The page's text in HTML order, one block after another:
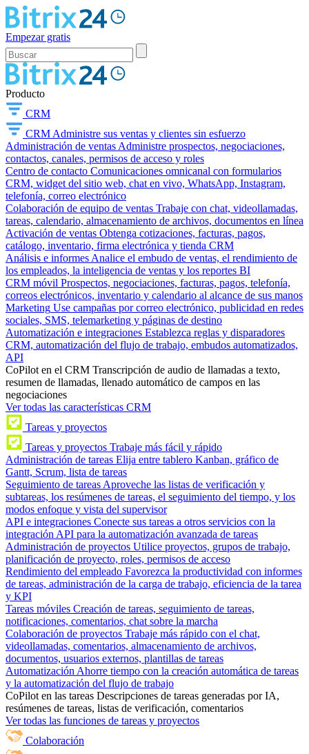
Empezar gratis
Producto
CRM
CRM Administre sus ventas y clientes sin esfuerzo
Administración de ventas Administre prospectos, negociaciones,
contactos, canales, permisos de acceso y roles
Centro de contacto Comunicaciones omnicanal con formularios
CRM, widget del sitio web, chat en vivo, WhatsApp, Instagram,
telefonía, correo electrónico
Colaboración de equipo de ventas Trabaje con chat, videollamadas,
tareas, calendario, almacenamiento de archivos, documentos en línea
Activación de ventas Obtenga cotizaciones, facturas, pagos,
catálogo, inventario, firma electrónica y tienda CRM
Análisis e informes Analice el embudo de ventas, el rendimiento de
los empleados, la inteligencia de ventas y los reportes BI
CRM móvil Prospectos, negociaciones, facturas, pagos, telefonía,
correos electrónicos, inventario y calendario al alcance de sus manos
Marketing Use campañas por correo electrónico, publicidad en redes
sociales, SMS, telemarketing y páginas de destino
Automatización e integraciones Establezca reglas y disparadores
CRM, automatización del flujo de trabajo, embudos automatizados,
API
CoPilot en el CRM Transcripción de audio de llamadas a texto,
resumen de llamadas, llenado automático de campos en las
negociaciones
Ver todas las características CRM
Tareas y proyectos
Tareas y proyectos Trabaje más fácil y rápido
Administración de tareas Elija entre tablero Kanban, gráfico de
Gantt, Scrum, lista de tareas
Seguimiento de tareas Aproveche las listas de verificación y
subtareas, los resúmenes de tareas, el seguimiento del tiempo, y los
modos enfoque y vista del supervisor
API e integraciones Conecte sus tareas a otros servicios con la
integración API para la automatización avanzada de tareas
Administración de proyectos Utilice proyectos, grupos de trabajo,
planificación de proyecto, roles, permisos de acceso
Rendimiento del empleado Favorezca la productividad con informes
de tareas, administración de la carga de trabajo, eficiencia de la tarea
y KPI
Tareas móviles Creación de tareas, seguimiento de tareas,
notificaciones, comentarios, chat sobre la marcha
Colaboración de proyectos Trabaje más rápido con el chat,
videollamadas, comentarios, almacenamiento de archivos,
documentos, usuarios externos, plantillas de tareas
Automatización Ahorre tiempo con la creación automática de tareas
y la automatización del flujo de trabajo
CoPilot en las tareas Descripciones de tareas generadas por IA,
resúmenes de tareas, listas de verificación, comentarios
Ver todas las funciones de tareas y proyectos
Colaboración